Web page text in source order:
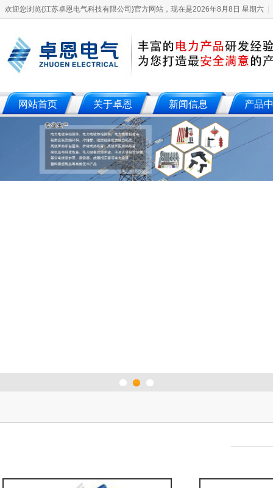
欢迎您浏览{江苏卓恩电气科技有限公司}官方网站，现在是2026年8月8日 星期六
网站首页 关于卓恩 新闻信息 产品